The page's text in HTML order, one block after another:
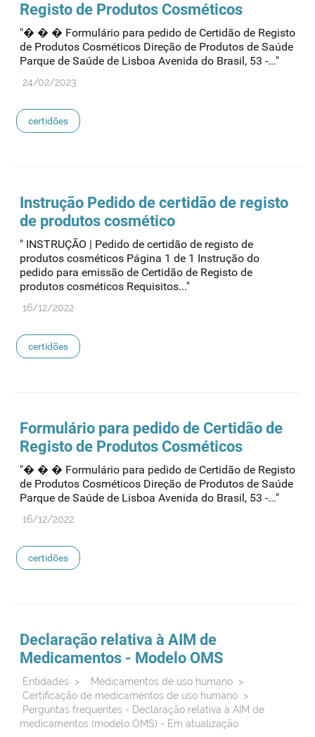
Registo de Produtos Cosméticos
"� � � Formulário para pedido de Certidão de Registo
de Produtos Cosméticos Direção de Produtos de Saúde
Parque de Saúde de Lisboa Avenida do Brasil, 53 -..."
24/02/2023
certidões
Instrução Pedido de certidão de registo
de produtos cosmético
" INSTRUÇÃO | Pedido de certidão de registo de
produtos cosméticos Página 1 de 1 Instrução do
pedido para emissão de Certidão de Registo de
produtos cosméticos Requisitos..."
16/12/2022
certidões
Formulário para pedido de Certidão de
Registo de Produtos Cosméticos
"� � � Formulário para pedido de Certidão de Registo
de Produtos Cosméticos Direção de Produtos de Saúde
Parque de Saúde de Lisboa Avenida do Brasil, 53 -..."
16/12/2022
certidões
Declaração relativa à AIM de
Medicamentos - Modelo OMS
Entidades > Medicamentos de uso humano >
Certificação de medicamentos de uso humano >
Perguntas frequentes - Declaração relativa à AIM de
medicamentos (modelo OMS) - Em atualização